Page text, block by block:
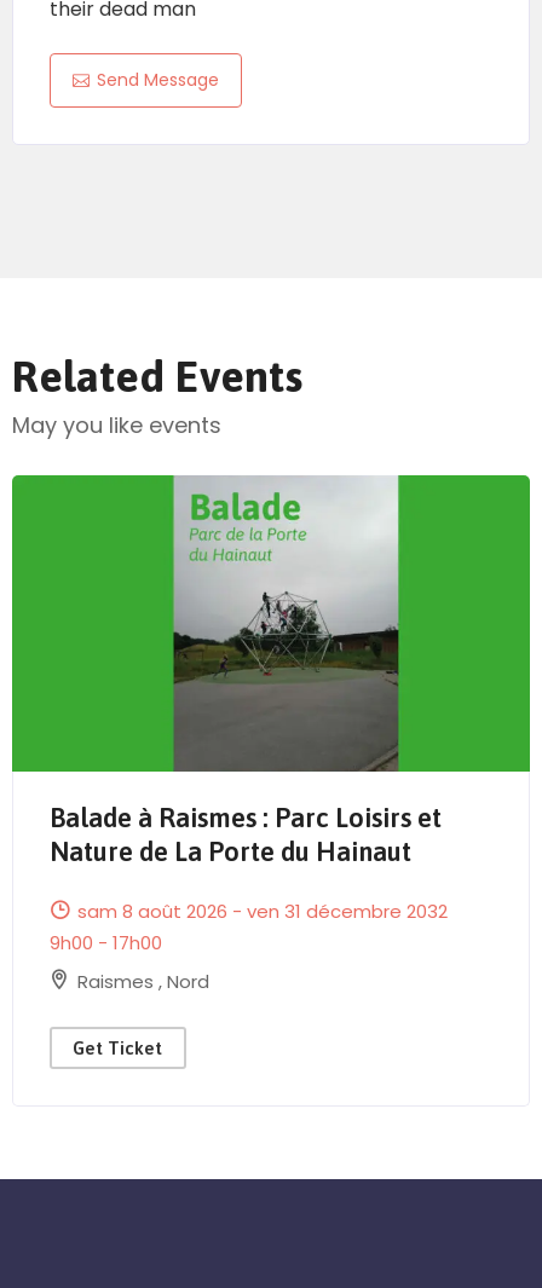
their dead man
Send Message
Send Mail
Related Events
May you like events
Balade à Raismes : Parc Loisirs et
Nature de La Porte du Hainaut
sam 8 août 2026 - ven 31 décembre 2032
9h00 - 17h00
Raismes ,Nord
Get Ticket